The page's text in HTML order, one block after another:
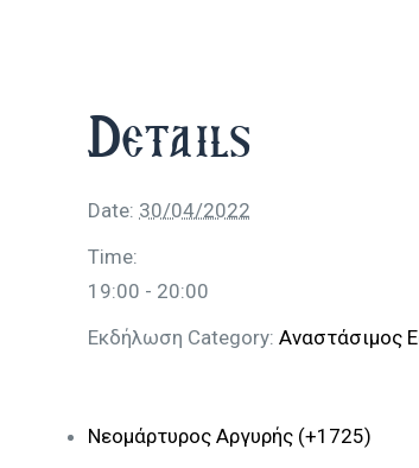
Details
Date: 30/04/2022
Time:
19:00 - 20:00
Εκδήλωση Category: Αναστάσιμος
Νεομάρτυρος Αργυρής (+1725)